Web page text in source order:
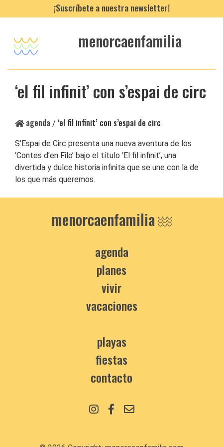
¡Suscríbete a nuestra newsletter!
menorcaenfamilia
‘el fil infinit’ con s’espai de circ
agenda / ‘el fil infinit’ con s’espai de circ
S’Espai de Circ presenta una nueva aventura de los
‘Contes d’en Filo’ bajo el título ‘El fil infinit’, una
divertida y dulce historia infinita que se une con la de
los que más queremos.
menorcaenfamilia
agenda
planes
vivir
vacaciones
playas
fiestas
contacto